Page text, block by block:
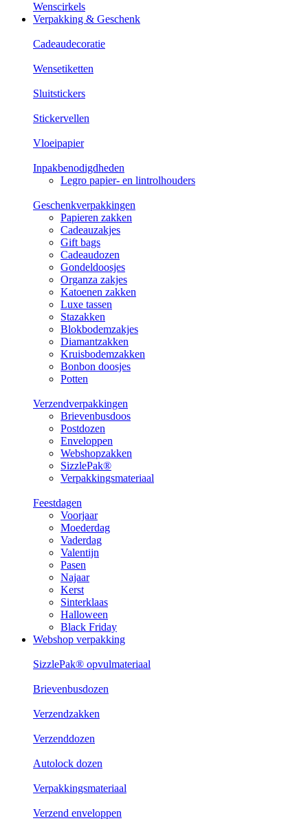
Wenscirkels
Verpakking & Geschenk
Cadeaudecoratie
Wensetiketten
Sluitstickers
Stickervellen
Vloeipapier
Inpakbenodigdheden
Legro papier- en lintrolhouders
Geschenkverpakkingen
Papieren zakken
Cadeauzakjes
Gift bags
Cadeaudozen
Gondeldoosjes
Organza zakjes
Katoenen zakken
Luxe tassen
Stazakken
Blokbodemzakjes
Diamantzakken
Kruisbodemzakken
Bonbon doosjes
Potten
Verzendverpakkingen
Brievenbusdoos
Postdozen
Enveloppen
Webshopzakken
SizzlePak®
Verpakkingsmateriaal
Feestdagen
Voorjaar
Moederdag
Vaderdag
Valentijn
Pasen
Najaar
Kerst
Sinterklaas
Halloween
Black Friday
Webshop verpakking
SizzlePak® opvulmateriaal
Brievenbusdozen
Verzendzakken
Verzenddozen
Autolock dozen
Verpakkingsmateriaal
Verzend enveloppen